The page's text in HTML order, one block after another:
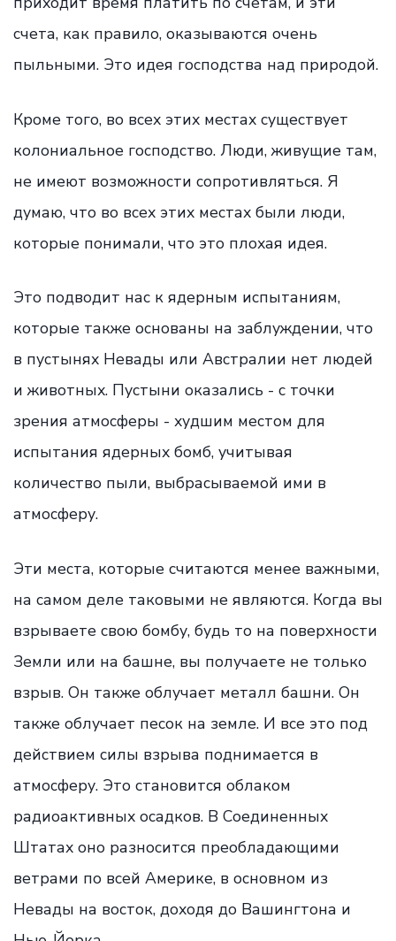
счета, как правило, оказываются очень
пыльными. Это идея господства над природой.
Кроме того, во всех этих местах существует
колониальное господство. Люди, живущие там,
не имеют возможности сопротивляться. Я
думаю, что во всех этих местах были люди,
которые понимали, что это плохая идея.
Это подводит нас к ядерным испытаниям,
которые также основаны на заблуждении, что
в пустынях Невады или Австралии нет людей
и животных. Пустыни оказались - с точки
зрения атмосферы - худшим местом для
испытания ядерных бомб, учитывая
количество пыли, выбрасываемой ими в
атмосферу.
Эти места, которые считаются менее важными,
на самом деле таковыми не являются. Когда вы
взрываете свою бомбу, будь то на поверхности
Земли или на башне, вы получаете не только
взрыв. Он также облучает металл башни. Он
также облучает песок на земле. И все это под
действием силы взрыва поднимается в
атмосферу. Это становится облаком
радиоактивных осадков. В Соединенных
Штатах оно разносится преобладающими
ветрами по всей Америке, в основном из
Невады на восток, доходя до Вашингтона и